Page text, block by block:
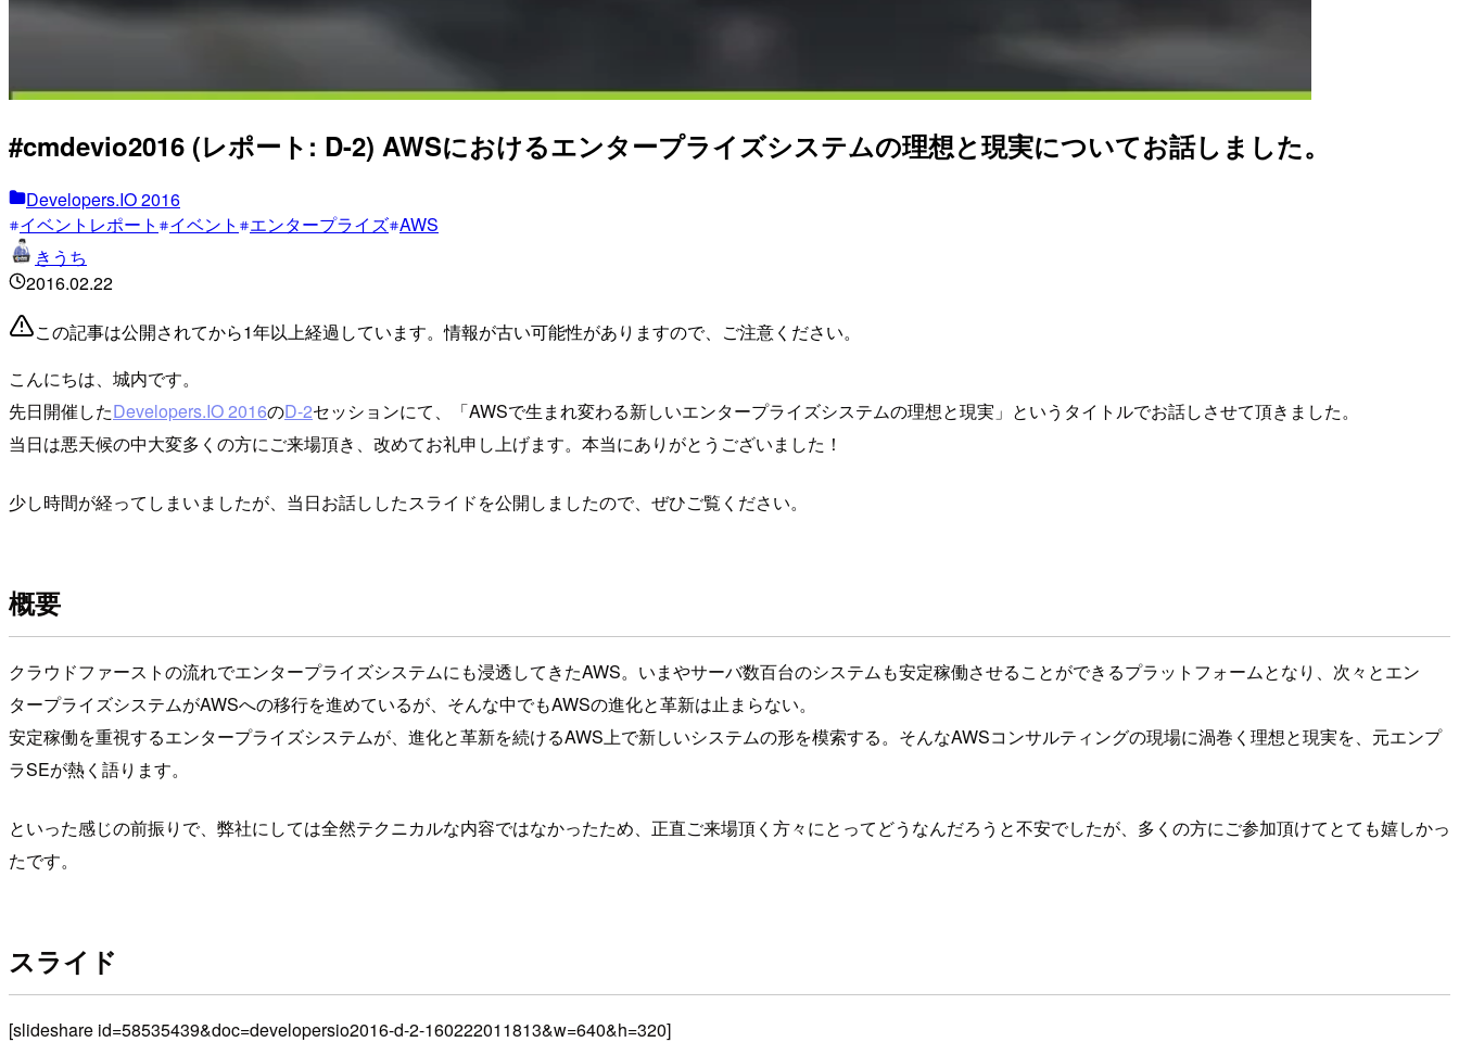
#cmdevio2016 (レポート: D-2) AWSにおけるエンタープライズシステムの理想と現実についてお話しました。
Developers.IO 2016
イベントレポート
イベント エンタープライズ AWS
きうち
2016.02.22
この記事は公開されてから1年以上経過しています。情報が古い可能性がありますので、ご注意ください。
こんにちは、城内です。
先日開催したDevelopers.IO 2016のD-2セッションにて、「AWSで生まれ変わる新しいエンタープライズシステムの理想と現実」というタイトルでお話しさせて頂きました。
当日は悪天候の中大変多くの方にご来場頂き、改めてお礼申し上げます。本当にありがとうございました！
少し時間が経ってしまいましたが、当日お話ししたスライドを公開しましたので、ぜひご覧ください。
概要
クラウドファーストの流れでエンタープライズシステムにも浸透してきたAWS。いまやサーバ数百台のシステムも安定稼働させることができるプラットフォームとなり、次々とエン
タープライズシステムがAWSへの移行を進めているが、そんな中でもAWSの進化と革新は止まらない。
安定稼働を重視するエンタープライズシステムが、進化と革新を続けるAWS上で新しいシステムの形を模索する。そんなAWSコンサルティングの現場に渦巻く理想と現実を、元エンプ
ラSEが熱く語ります。
といった感じの前振りで、弊社にしては全然テクニカルな内容ではなかったため、正直ご来場頂く方々にとってどうなんだろうと不安でしたが、多くの方にご参加頂けてとても嬉しかっ
たです。
スライド
[slideshare id=58535439&doc=developersio2016-d-2-160222011813&w=640&h=320]